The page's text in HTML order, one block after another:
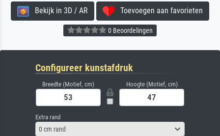
Bekijk in 3D / AR Toevoegen aan favorieten
0 Beoordelingen
Configureer kunstafdruk
Breedte (Motief, cm) Hoogte (Motief, cm)
Extra rand
0 cm rand